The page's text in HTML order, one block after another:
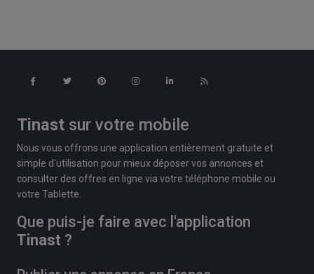
Tinast sur votre mobile
Nous vous offrons une application entièrement gratuite et
simple d'utilisation pour mieux déposer vos annonces et
consulter des offres en ligne via votre téléphone mobile ou
votre Tablette.
Que puis-je faire avec l'application
Tinast ?